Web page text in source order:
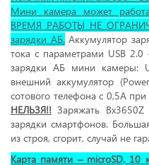
Мини камера может
ВРЕМЯ РАБОТЫ НЕ
зарядки АБ. Аккумулятор
тока с параметрами USB
зарядки АБ мини камеры:
внешний аккумулятор
сотового телефона с 0,5А
НЕЛЬЗЯ!! Заряжать
зарядки смартфонов.
из строя, сгорит, случай не
Карта памяти – microSD, 10